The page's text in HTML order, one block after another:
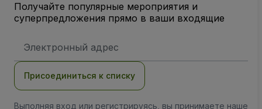
Получайте популярные мероприятия и
суперпредложения прямо в ваши входящие
электронной
Присоединиться к списку
Выполняя вход или регистрируясь, вы принимаете наше